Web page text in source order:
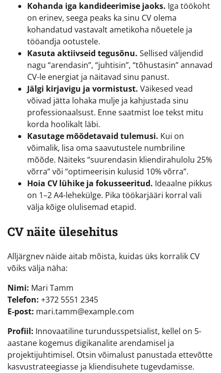
Kohanda iga kandideerimise jaoks. Iga töökoht
on erinev, seega peaks ka sinu CV olema
kohandatud vastavalt ametikoha nõuetele ja
tööandja ootustele.
Kasuta aktiivseid tegusõnu. Sellised väljendid
nagu “arendasin”, “juhtisin”, “tõhustasin” annavad
CV-le energiat ja näitavad sinu panust.
Jälgi kirjavigu ja vormistust. Väikesed vead
võivad jätta lohaka mulje ja kahjustada sinu
professionaalsust. Enne saatmist loe tekst mitu
korda hoolikalt läbi.
Kasutage mõõdetavaid tulemusi. Kui on
võimalik, lisa oma saavutustele numbriline
mõõde. Näiteks “suurendasin kliendirahulolu 25%
võrra” või “optimeerisin kulusid 10% võrra”.
Hoia CV lühike ja fokusseeritud. Ideaalne pikkus
on 1–2 A4-lehekülge. Pika töökarjääri korral vali
välja kõige olulisemad etapid.
CV näite ülesehitus
Alljärgnev näide aitab mõista, kuidas üks korralik CV
võiks välja näha:
Nimi: Mari Tamm
Telefon: +372 5551 2345
E-post: mari.tamm@example.com
Profiil: Innovaatiline turundusspetsialist, kellel on 5-
aastane kogemus digikanalite arendamisel ja
projektijuhtimisel. Otsin võimalust panustada ettevõtte
kasvustrateegiasse ja kliendisuhete tugevdamisse.